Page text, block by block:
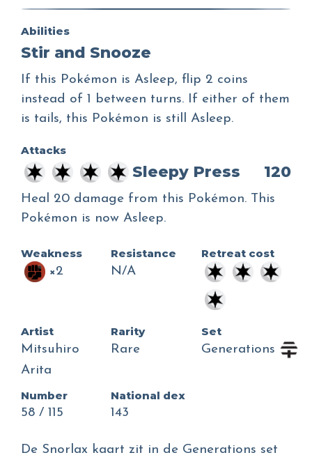
Abilities
Stir and Snooze
If this Pokémon is Asleep, flip 2 coins
instead of 1 between turns. If either of them
is tails, this Pokémon is still Asleep.
Attacks
Sleepy Press 120
Heal 20 damage from this Pokémon. This
Pokémon is now Asleep.
Weakness
×2
Resistance
N/A
Retreat cost
Artist
Mitsuhiro
Arita
Rarity
Rare
Set
Generations
Number
58 / 115
National dex
143
De Snorlax kaart zit in de Generations set